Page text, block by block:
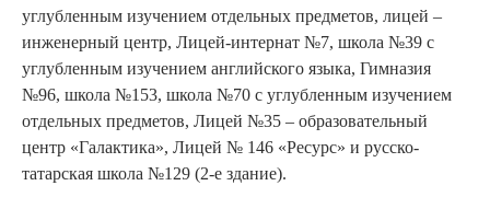
углубленным изучением отдельных предметов, лицей –
инженерный центр, Лицей-интернат №7, школа №39 с
углубленным изучением английского языка, Гимназия
№96, школа №153, школа №70 с углубленным изучением
отдельных предметов, Лицей №35 – образовательный
центр «Галактика», Лицей № 146 «Ресурс» и русско-
татарская школа №129 (2-е здание).